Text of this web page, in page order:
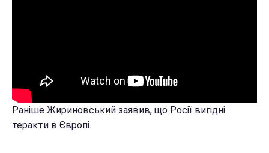
Раніше Жириновський заявив, що Росії вигідні
теракти в Європі.